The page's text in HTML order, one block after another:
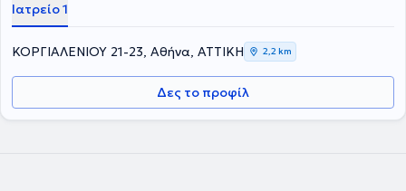
Ιατρείο 1
ΚΟΡΓΙΑΛΕΝΙΟΥ 21-23, Αθήνα, ΑΤΤΙΚΗ 2,2 km
Δες το προφίλ